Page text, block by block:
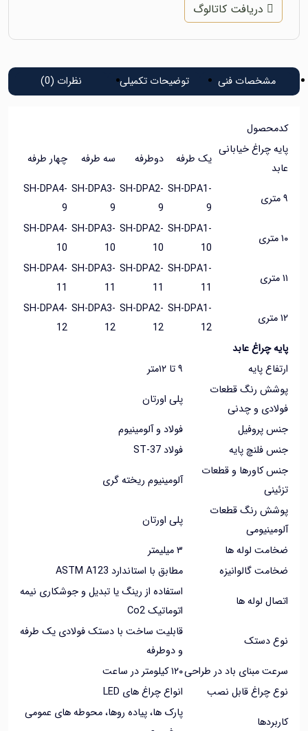
دریافت کاتالوگ
فنی توضیحات تکمیلی
چراغ خیابانی
یک طرفه دوطرفه سه طرفه
چهار طرفه
SH-DPA1-
SH-DPA2-
SH-DPA3-
SH-DPA4-
SH-DPA1-
SH-DPA2-
SH-DPA3-
SH-DPA4-
SH-DPA1-
SH-DPA2-
SH-DPA3-
SH-DPA4-
SH-DPA1-
SH-DPA2-
SH-DPA3-
SH-DPA4-
چراغ عابد
پایه
رنگ قطعات
و چدنی
پلی اورتان
پروفیل
فولاد و آلومینیوم
فلنچ پایه
کاورها و قطعات
آلومینیوم ریخته گری
رنگ قطعات
پلی اورتان
لوله ها
گالوانیزه
مطابق با استاندارد ASTM A123
لوله ها
استفاده از رینگ یا تبدیل و جوشکاری نیمه
اتوماتیک Co2
دستک
قابلیت ساخت با دستک فولادی یک طرفه
و دوطرفه
مبنای باد در طراحی۱۲۰ کیلومتر در ساعت
چراغ قابل نصب
انواع چراغ های LED
پارک ها، پیاده روها، محوطه های عمومی